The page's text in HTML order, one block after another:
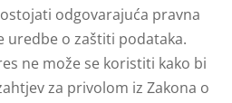
odgovarajuća pravna
uredbe o zaštiti podataka.
ne može se koristiti kako bi
za privolom iz Zakona o